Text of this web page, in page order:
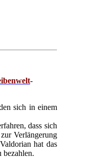
-
sich in einem
dass sich
Verlängerung
hat das
bezahlen.